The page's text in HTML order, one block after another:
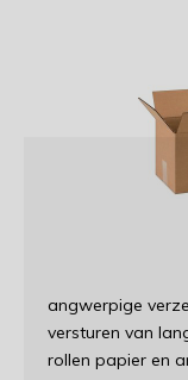
angwerpige
versturen van
rollen papier en